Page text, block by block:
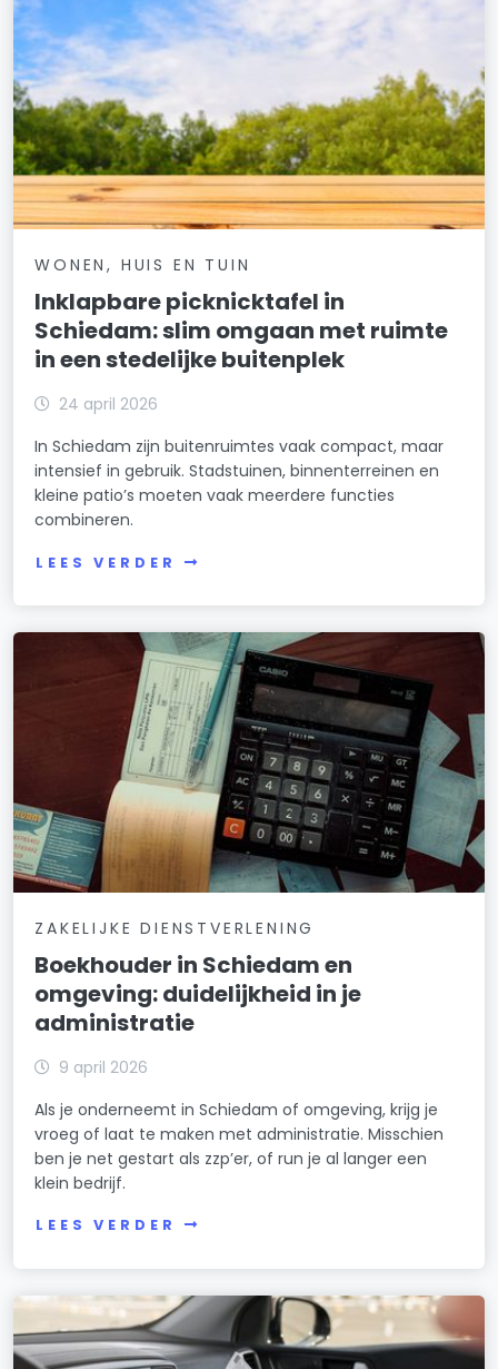
WONEN, HUIS EN TUIN
Inklapbare picknicktafel in
Schiedam: slim omgaan met ruimte
in een stedelijke buitenplek
24 april 2026
In Schiedam zijn buitenruimtes vaak compact, maar
intensief in gebruik. Stadstuinen, binnenterreinen en
kleine patio’s moeten vaak meerdere functies
combineren.
LEES VERDER
ZAKELIJKE DIENSTVERLENING
Boekhouder in Schiedam en
omgeving: duidelijkheid in je
administratie
9 april 2026
Als je onderneemt in Schiedam of omgeving, krijg je
vroeg of laat te maken met administratie. Misschien
ben je net gestart als zzp’er, of run je al langer een
klein bedrijf.
LEES VERDER